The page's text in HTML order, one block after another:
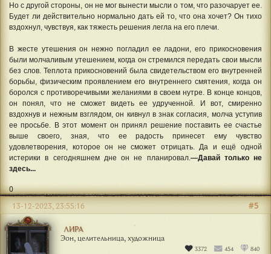
Но с другой стороны, он не мог вынести мысли о том, что разочарует ее.
Будет ли действительно нормально дать ей то, что она хочет? Он тихо
вздохнул, чувствуя, как тяжесть решения легла на его плечи.
В жесте утешения он нежно погладил ее ладони, его прикосновения
были молчаливым утешением, когда он стремился передать свои мысли
без слов. Теплота прикосновений была свидетельством его внутренней
борьбы, физическим проявлением его внутреннего смятения, когда он
боролся с противоречивыми желаниями в своем нутре. В конце концов,
он понял, что не сможет видеть ее удрученной. И вот, смиренно
вздохнув и нежным взглядом, он кивнул в знак согласия, молча уступив
ее просьбе. В этот момент он принял решение поставить ее счастье
выше своего, зная, что ее радость принесет ему чувство
удовлетворения, которое он не сможет отрицать. Да и ещё одной
истерики в сегодняшнем дне он не планировал. —Давай только не
здесь...
0
ЛИРА
Эон, целительница, художница
3372 454 840
#5
13-12-2023, 23:55:16